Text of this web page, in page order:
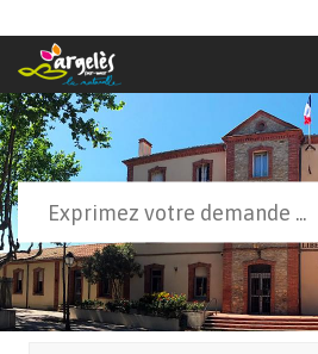
Formulaire de recherche